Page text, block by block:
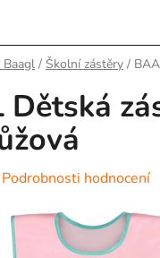
/ Školní zástěry /
Dětská
Podrobnosti hodnocení